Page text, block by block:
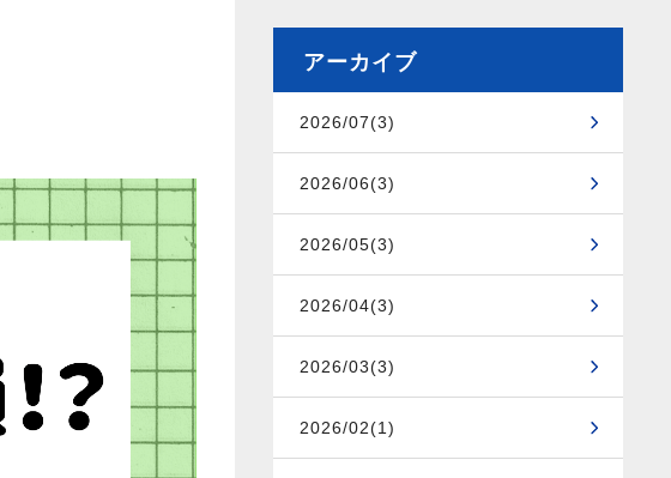
アーカイブ
2026/07(3)
2026/06(3)
2026/05(3)
2026/04(3)
2026/03(3)
2026/02(1)